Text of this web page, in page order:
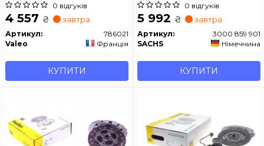
0 відгуків
4 557 ₴ завтра
Артикул:
786021
Valeo
Франція
КУПИТИ
0 відгуків
5 992 ₴ завтра
Артикул:
3000 859 901
SACHS
Німеччина
КУПИТИ